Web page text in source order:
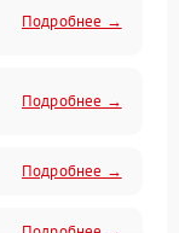
Подробнее →
Подробнее →
Подробнее →